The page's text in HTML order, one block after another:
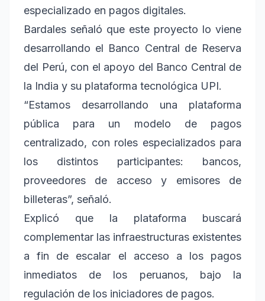
especializado en pagos digitales.
Bardales señaló que este proyecto lo viene
desarrollando el Banco Central de Reserva
del Perú, con el apoyo del Banco Central de
la India y su plataforma tecnológica UPI.
“Estamos desarrollando una plataforma
pública para un modelo de pagos
centralizado, con roles especializados para
los distintos participantes: bancos,
proveedores de acceso y emisores de
billeteras”, señaló.
Explicó que la plataforma buscará
complementar las infraestructuras existentes
a fin de escalar el acceso a los pagos
inmediatos de los peruanos, bajo la
regulación de los iniciadores de pagos.